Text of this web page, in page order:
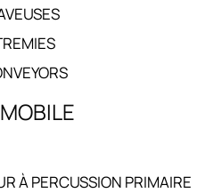
À PERCUSSION PRIMAIRE